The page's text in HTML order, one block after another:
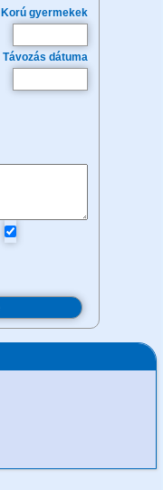
Korú gyermekek
Távozás dátuma